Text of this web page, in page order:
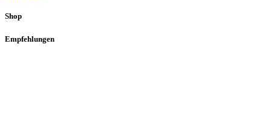
Shop
Empfehlungen